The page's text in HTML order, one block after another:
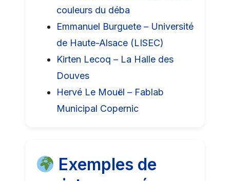
couleurs du déba
Emmanuel Burguete – Université
de Haute-Alsace (LISEC)
Kirten Lecoq – La Halle des
Douves
Hervé Le Mouël – Fablab
Municipal Copernic
Exemples de